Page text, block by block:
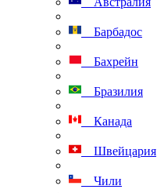
Барбадос
Бахрейн
Бразилия
Канада
Швейцария
Чили